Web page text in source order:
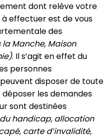
dont relève votre
effectuer est de vous
des
la Manche, Maison
. Il s’agit en effet du
personnes
disposer de toute
les demandes
sont destinées
handicap, allocation
carte d’invalidité,